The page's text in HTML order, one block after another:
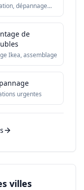
dépannage
de
Ikea, assemblage
urgentes
villes